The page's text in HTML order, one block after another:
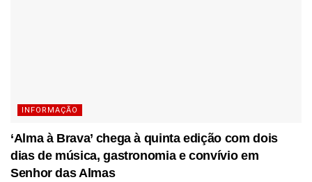
INFORMAÇÃO
‘Alma à Brava’ chega à quinta edição com dois
dias de música, gastronomia e convívio em
Senhor das Almas